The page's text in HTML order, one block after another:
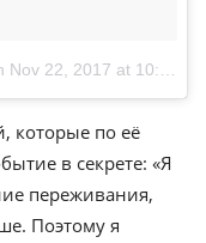
Nov 22, 2017 at 10:55am PST
которые по её
в секрете: «Я
переживания,
Поэтому я